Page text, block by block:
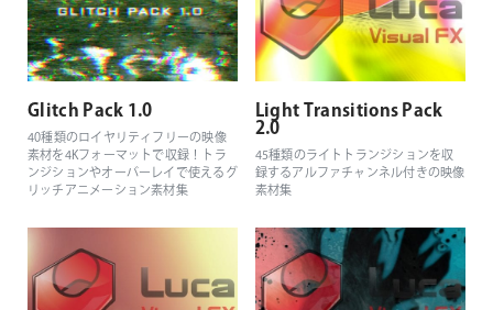
Glitch Pack 1.0
40種類のロイヤリティフリーの映像
素材を4Kフォーマットで収録！トラ
ンジションやオーバーレイで使えるグ
リッチアニメーション素材集
Light Transitions Pack
2.0
45種類のライトトランジションを収
録するアルファチャンネル付きの映像
素材集